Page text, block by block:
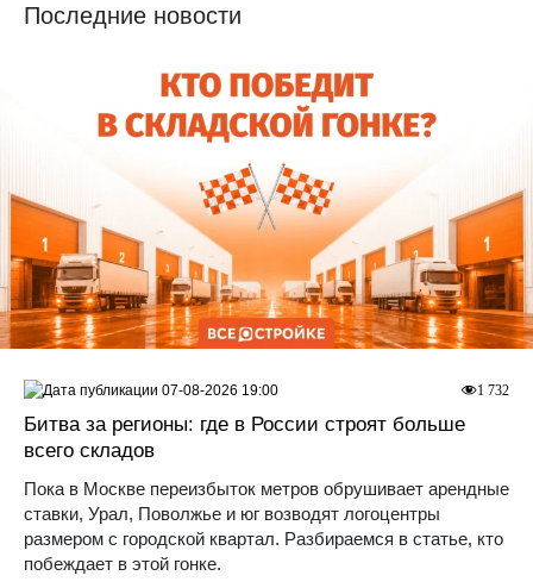
Последние новости
Битва за регионы: где в России строят больше
всего складов
Пока в Москве переизбыток метров обрушивает арендные
ставки, Урал, Поволжье и юг возводят логоцентры
размером с городской квартал. Разбираемся в статье, кто
побеждает в этой гонке.
1 732
07-08-2026 19:00